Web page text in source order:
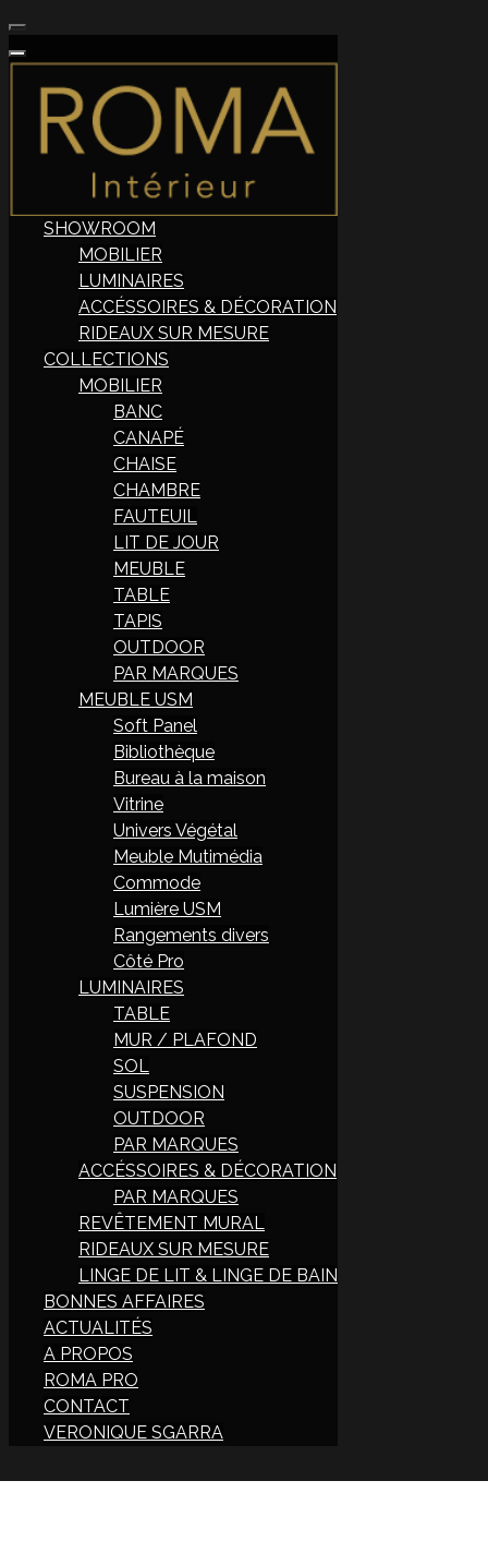
SHOWROOM
MOBILIER
LUMINAIRES
ACCÉSSOIRES & DÉCORATION
RIDEAUX SUR MESURE
COLLECTIONS
MOBILIER
BANC
CANAPÉ
CHAISE
CHAMBRE
FAUTEUIL
LIT DE JOUR
MEUBLE
TABLE
TAPIS
OUTDOOR
PAR MARQUES
MEUBLE USM
Soft Panel
Bibliothèque
Bureau à la maison
Vitrine
Univers Végétal
Meuble Mutimédia
Commode
Lumière USM
Rangements divers
Côté Pro
LUMINAIRES
TABLE
MUR / PLAFOND
SOL
SUSPENSION
OUTDOOR
PAR MARQUES
ACCÉSSOIRES & DÉCORATION
PAR MARQUES
REVÊTEMENT MURAL
RIDEAUX SUR MESURE
LINGE DE LIT & LINGE DE BAIN
BONNES AFFAIRES
ACTUALITÉS
A PROPOS
ROMA PRO
CONTACT
VERONIQUE SGARRA